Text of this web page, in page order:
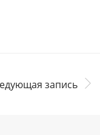
запись